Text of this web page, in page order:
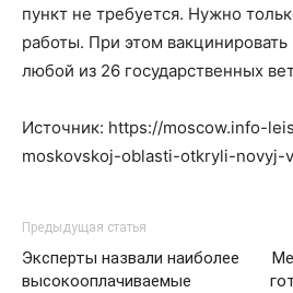
пункт не требуется. Нужно
работы. При этом
любой из 26 государственных
Источник: https://moscow.info-
moskovskoj-oblasti-otkryli-novyj-
Предыдущая статья
Эксперты назвали наиболее
высокооплачиваемые